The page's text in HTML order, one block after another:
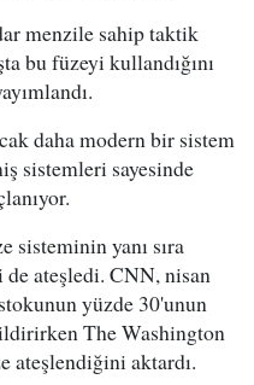
menzile sahip taktik
bu füzeyi kullandığını
daha modern bir sistem
sistemleri sayesinde
sisteminin yanı sıra
ateşledi. CNN, nisan
yüzde 30'unun
The Washington
ateşlendiğini aktardı.